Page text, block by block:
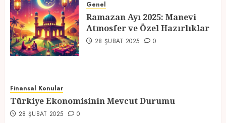
5
Atmosfer ve Özel Hazırlıklar
28 ŞUBAT 2025 0
Genel
Ramazan Ayı 2025: Manevi
Atmosfer ve Özel Hazırlıklar
28 ŞUBAT 2025 0
Finansal Konular
Türkiye Ekonomisinin Mevcut Durumu
28 ŞUBAT 2025 0